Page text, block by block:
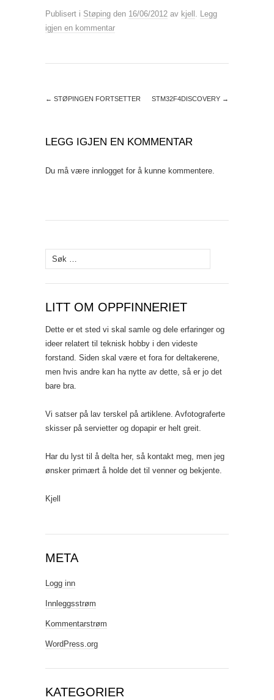
Publisert i Støping den 16/06/2012 av kjell . Legg
igjen en kommentar
← STØPINGEN FORTSETTER STM32F4DISCOVERY →
LEGG IGJEN EN KOMMENTAR
Du må være innlogget for å kunne kommentere.
Søk
etter:
LITT OM OPPFINNERIET
Dette er et sted vi skal samle og dele erfaringer og
ideer relatert til teknisk hobby i den videste
forstand. Siden skal være et fora for deltakerene,
men hvis andre kan ha nytte av dette, så er jo det
bare bra.
Vi satser på lav terskel på artiklene. Avfotograferte
skisser på servietter og dopapir er helt greit.
Har du lyst til å delta her, så kontakt meg, men jeg
ønsker primært å holde det til venner og bekjente.
Kjell
META
Logg inn
Innleggsstrøm
Kommentarstrøm
WordPress.org
KATEGORIER